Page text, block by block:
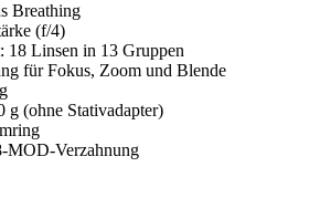
Breathing
(f/4)
18 Linsen in 13 Gruppen
für Fokus, Zoom und Blende
g (ohne Stativadapter)
MOD-Verzahnung